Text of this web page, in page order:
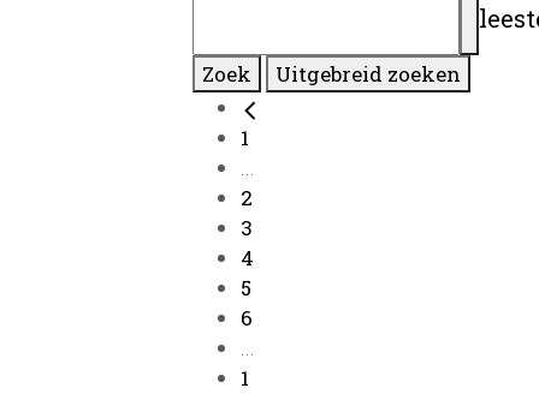
Zoek Uitgebreid zoeken
1
...
2
3
4
5
6
...
1